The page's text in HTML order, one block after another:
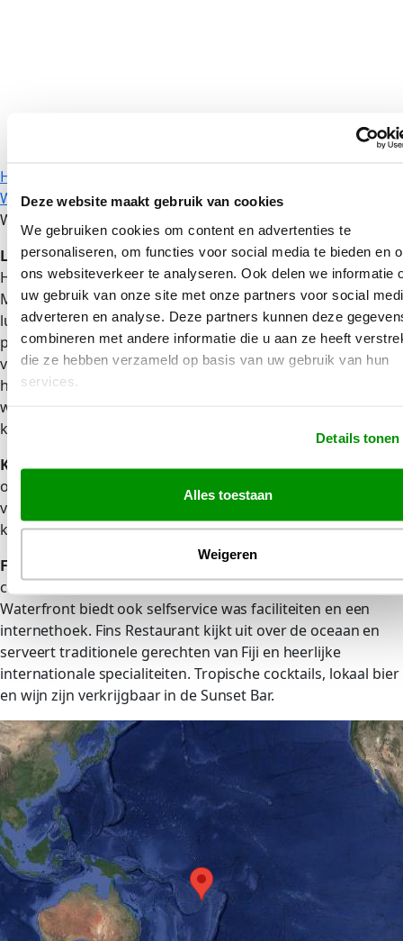
Deze website maakt gebruik van cookies
We gebruiken cookies om content en advertenties te
personaliseren, om functies voor social media te bieden en
ons websiteverkeer te analyseren. Ook delen we informatie
uw gebruik van onze site met onze partners voor social
adverteren en analyse. Deze partners kunnen deze
combineren met andere informatie die u aan ze heeft
die ze hebben verzameld op basis van uw gebruik van hun
services.
Details tonen
Alles toestaan
Weigeren
Home
Westkust>Tanoa Waterfront Fiji | Accommodatie aan de
Westkust
Ligging:Het Tanoa Waterfront Hotel is gelegen in Lautoka.
Het is een handige tussenstop tussen de eilanden
Mamanuca en Yasawa. Het ligt op 25 minuten rijden van de
luchthaven Nadi en biedt een zwembad en gratis
parkeergelegenheid. Het Tanoa is een perfecte uitvalsbasis
voor een bezoek aan de eilanden Rakiraki en Savu Savu. In
het nabijgelegen stadscentrum vindt u belastingvrije
winkels en ateliers waar u handwerk en souvenirs kunt
kopen.
Kamers:De ruime kamers in Waterfront Tanoa beschikken
over airconditioning, een koelkast en een kluisje. Tot de
voorzieningen behoren onder meer een thee- en
koffiezetapparaat, satelliet-tv en een haardroger.
Faciliteiten:
U kunt ontspannen in de jacuzzi’s of aan uw
conditie werken in het fitnesscentrum. Het Tanoa
Waterfront biedt ook selfservice was faciliteiten en een
internethoek. Fins Restaurant kijkt uit over de oceaan en
serveert traditionele gerechten van Fiji en heerlijke
internationale specialiteiten. Tropische cocktails, lokaal bier
en wijn zijn verkrijgbaar in de Sunset Bar.